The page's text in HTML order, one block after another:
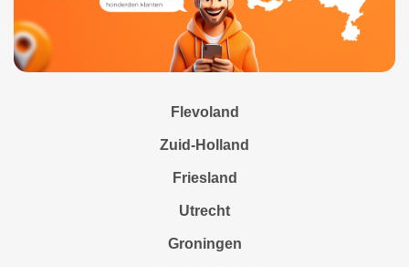
Flevoland
Zuid-Holland
Friesland
Utrecht
Groningen